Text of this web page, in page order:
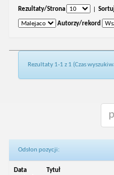
Rezultaty/Strona
Autorzy/rekord
Rezultaty 1-1 z 1 (Czas
Odsłon pozycji:
Data
Tytuł